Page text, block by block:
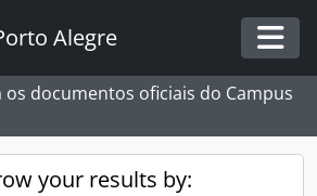
Alegre
documentos oficiais do Campus
your results by: